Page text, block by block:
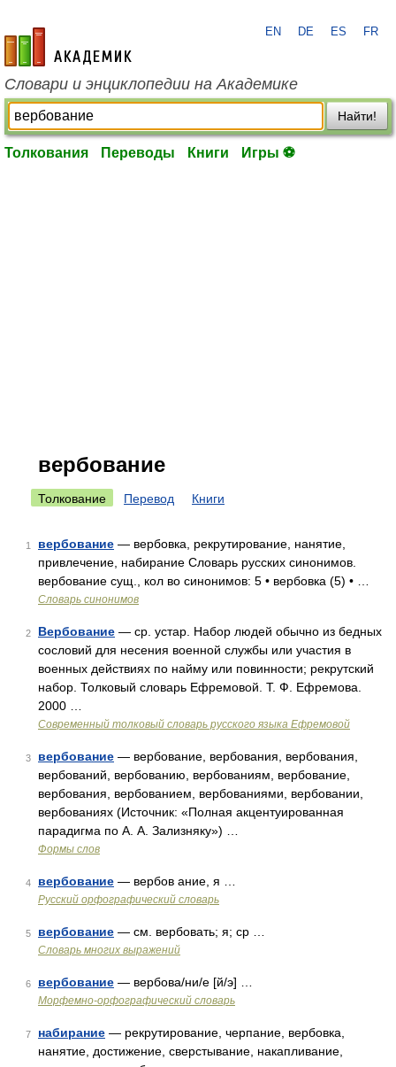
academic.ru
EN DE ES FR
Словари и энциклопедии на Академике
Найти!
Толкования Переводы Книги Игры ⚽
вербование
Толкование Перевод Книги
1 вербование — вербовка, рекрутирование, нанятие,
привлечение, набирание Словарь русских синонимов.
вербование сущ., кол во синонимов: 5 • вербовка (5) • …
Словарь синонимов
2 Вербование — ср. устар. Набор людей обычно из бедных
сословий для несения военной службы или участия в
военных действиях по найму или повинности; рекрутский
набор. Толковый словарь Ефремовой. Т. Ф. Ефремова.
2000 …
Современный толковый словарь русского языка Ефремовой
3 вербование — вербование, вербования, вербования,
вербований, вербованию, вербованиям, вербование,
вербования, вербованием, вербованиями, вербовании,
вербованиях (Источник: «Полная акцентуированная
парадигма по А. А. Зализняку») …
Формы слов
4 вербование — вербов ание, я …
Русский орфографический словарь
5 вербование — см. вербовать; я; ср …
Словарь многих выражений
6 вербование — вербова/ни/е [й/э] …
Морфемно-орфографический словарь
7 набирание — рекрутирование, черпание, вербовка,
нанятие, достижение, сверстывание, накапливание,